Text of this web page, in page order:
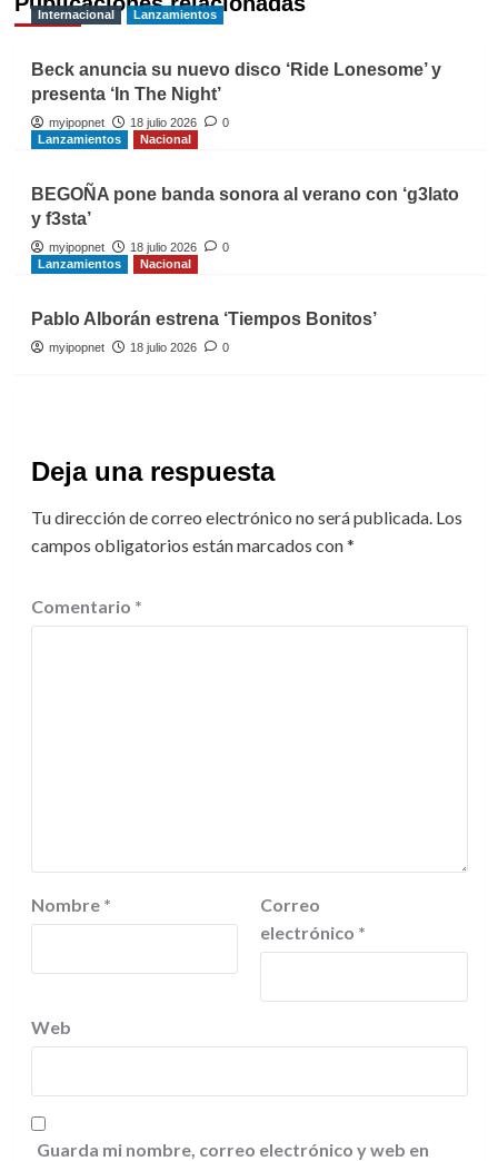
Internacional Lanzamientos
Beck anuncia su nuevo disco ‘Ride Lonesome’ y
presenta ‘In The Night’
myipopnet 18 julio 2026
0
Lanzamientos
Nacional
BEGOÑA pone banda sonora al verano con ‘g3lato
y f3sta’
myipopnet 18 julio 2026
0
Lanzamientos
Nacional
Pablo Alborán estrena ‘Tiempos Bonitos’
myipopnet 18 julio 2026 0
Deja una respuesta
Tu dirección de correo electrónico no será publicada. Los
campos obligatorios están marcados con*
Comentario *
Nombre *
Correo
electrónico *
Web
Guarda mi nombre, correo electrónico y web en